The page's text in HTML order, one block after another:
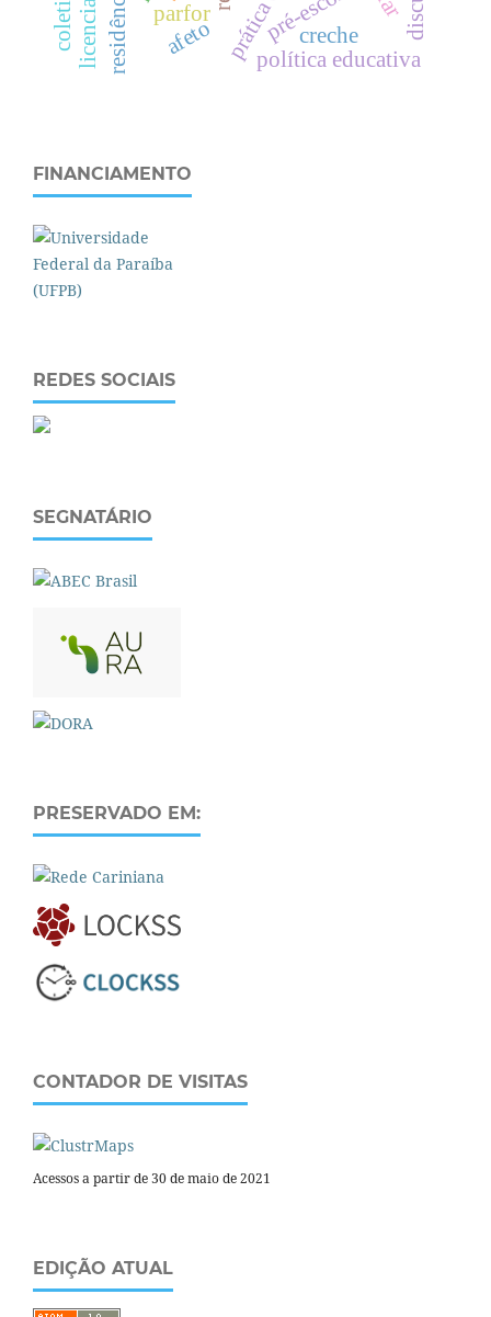
política educativa
parfor
creche
afeto
FINANCIAMENTO
REDES SOCIAIS
SEGNATÁRIO
PRESERVADO EM:
CONTADOR DE VISITAS
Acessos a partir de 30 de maio de 2021
EDIÇÃO ATUAL